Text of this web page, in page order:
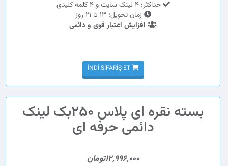
حداکثر؛ 4 لینک سایت و 4 کلمه کلیدی
زمان تحویل؛ 13 تا 21 روز
افزایش اعتبار قوی و دائمی
İNDI SIFARIŞ ET
بسته نقره ای پلاس 250بک لینک
دائمی حرفه ای
12,996,000تومان